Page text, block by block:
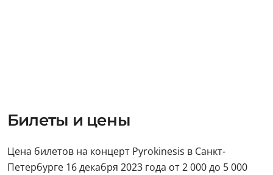
Билеты и цены
Цена билетов на концерт Pyrokinesis в Санкт-
Петербурге 16 декабря 2023 года от 2 000 до 5 000